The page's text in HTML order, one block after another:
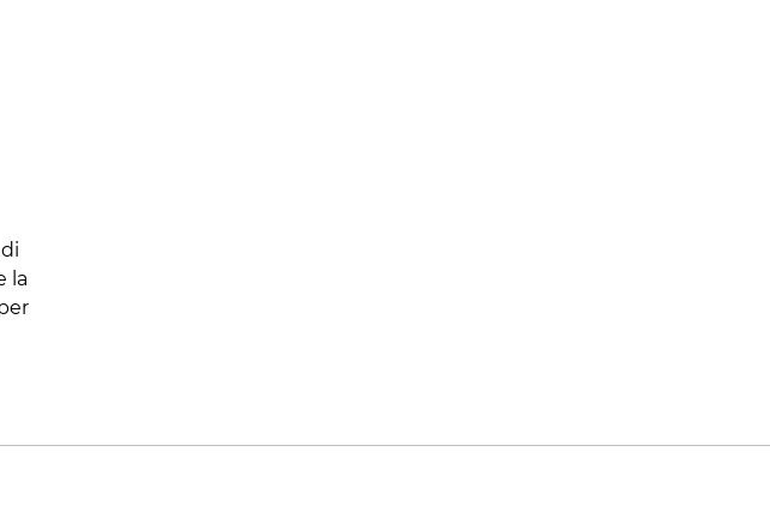
la